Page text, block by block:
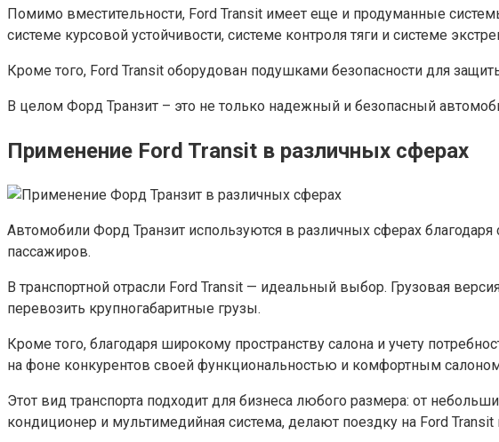
Помимо вместительности, Ford Transit имеет еще и продуманные
системе курсовой устойчивости, системе контроля тяги и системе
Кроме того, Ford Transit оборудован подушками безопасности для
В целом Форд Транзит – это не только надежный и безопасный
Применение Ford Transit в различных сферах
Автомобили Форд Транзит используются в различных сферах
пассажиров.
В транспортной отрасли Ford Transit — идеальный выбор. Грузовая
перевозить крупногабаритные грузы.
Кроме того, благодаря широкому пространству салона и учету
на фоне конкурентов своей функциональностью и комфортным
Этот вид транспорта подходит для бизнеса любого размера: от
кондиционер и мультимедийная система, делают поездку на Ford Transit